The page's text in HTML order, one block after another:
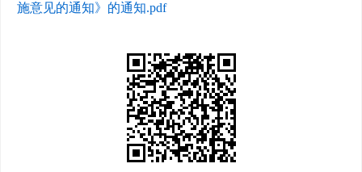
施意见的通知》的通知.pdf